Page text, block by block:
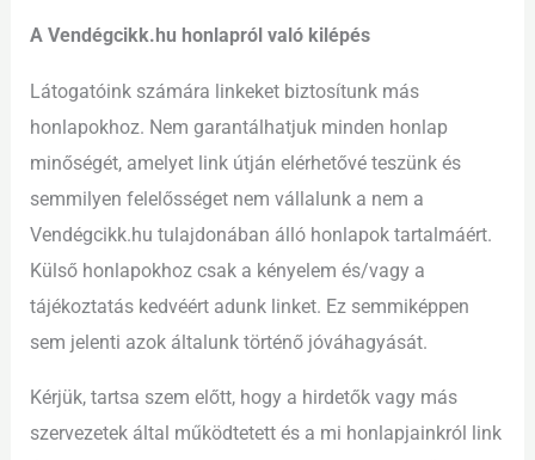
A Vendégcikk.hu honlapról való kilépés
Látogatóink számára linkeket biztosítunk más
honlapokhoz. Nem garantálhatjuk minden honlap
minőségét, amelyet link útján elérhetővé teszünk és
semmilyen felelősséget nem vállalunk a nem a
Vendégcikk.hu tulajdonában álló honlapok tartalmáért.
Külső honlapokhoz csak a kényelem és/vagy a
tájékoztatás kedvéért adunk linket. Ez semmiképpen
sem jelenti azok általunk történő jóváhagyását.
Kérjük, tartsa szem előtt, hogy a hirdetők vagy más
szervezetek által működtetett és a mi honlapjainkról link